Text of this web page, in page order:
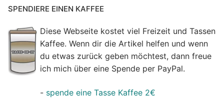
SPENDIERE EINEN KAFFEE
Diese Webseite kostet viel Freizeit und Tassen
Kaffee. Wenn dir die Artikel helfen und wenn
du etwas zurück geben möchtest, dann freue
ich mich über eine Spende per PayPal.
- spende eine Tasse Kaffee 2€